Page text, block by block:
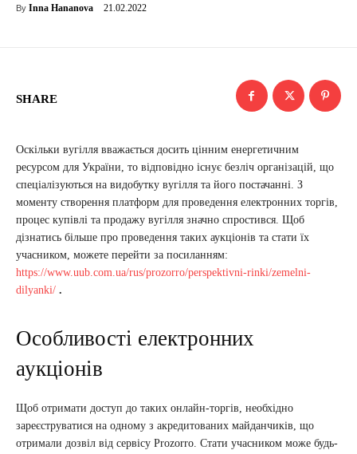
By Inna Hananova 21.02.2022
SHARE
Оскільки вугілля вважається досить цінним енергетичним
ресурсом для України, то відповідно існує безліч організацій, що
спеціалізуються на видобутку вугілля та його постачанні. З
моменту створення платформ для проведення електронних торгів,
процес купівлі та продажу вугілля значно спростився. Щоб
дізнатись більше про проведення таких аукціонів та стати їх
учасником, можете перейти за посиланням:
https://www.uub.com.ua/rus/prozorro/perspektivni-rinki/zemelni-
dilyanki/ .
Особливості електронних
аукціонів
Щоб отримати доступ до таких онлайн-торгів, необхідно
зареєструватися на одному з акредитованих майданчиків, що
отримали дозвіл від сервісу Prozorro. Стати учасником може будь-